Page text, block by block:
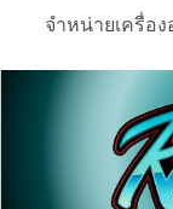
จำหน่ายเครื่อ